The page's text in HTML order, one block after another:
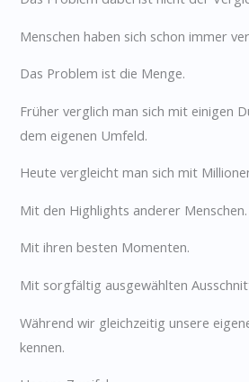
Menschen haben sich schon immer
Das Problem ist die Menge.
Früher verglich man sich mit einigen
dem eigenen Umfeld.
Heute vergleicht man sich mit
Mit den Highlights anderer Menschen.
Mit ihren besten Momenten.
Mit sorgfältig ausgewählten
Während wir gleichzeitig unsere
kennen.